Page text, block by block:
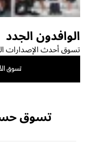
الوافدون الجدد
تسوق أحدث الإصدارات
تسوق
تسوق